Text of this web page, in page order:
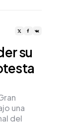
su
una
del